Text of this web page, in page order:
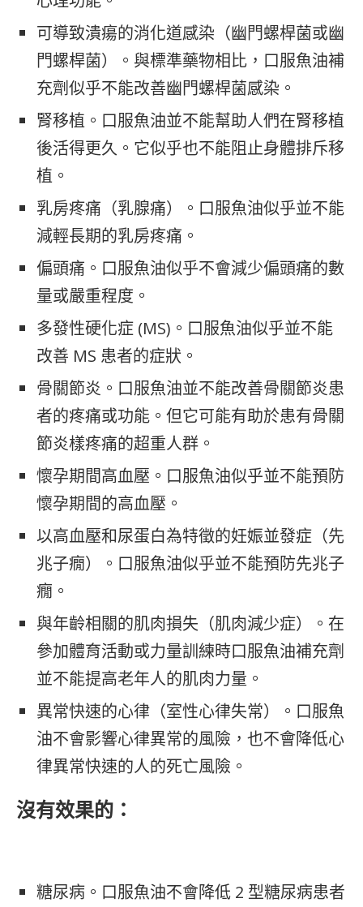
可導致潰瘍的消化道感染（幽門螺桿菌或幽
門螺桿菌）。與標準藥物相比，口服魚油補
充劑似乎不能改善幽門螺桿菌感染。
腎移植。口服魚油並不能幫助人們在腎移植
後活得更久。它似乎也不能阻止身體排斥移
植。
乳房疼痛（乳腺痛）。口服魚油似乎並不能
減輕長期的乳房疼痛。
偏頭痛。口服魚油似乎不會減少偏頭痛的數
量或嚴重程度。
多發性硬化症 (MS)。口服魚油似乎並不能
改善 MS 患者的症狀。
骨關節炎。口服魚油並不能改善骨關節炎患
者的疼痛或功能。但它可能有助於患有骨關
節炎樣疼痛的超重人群。
懷孕期間高血壓。口服魚油似乎並不能預防
懷孕期間的高血壓。
以高血壓和尿蛋白為特徵的妊娠並發症（先
兆子癇）。口服魚油似乎並不能預防先兆子
癇。
與年齡相關的肌肉損失（肌肉減少症）。在
參加體育活動或力量訓練時口服魚油補充劑
並不能提高老年人的肌肉力量。
異常快速的心律（室性心律失常）。口服魚
油不會影響心律異常的風險，也不會降低心
律異常快速的人的死亡風險。
沒有效果的：
糖尿病。口服魚油不會降低 2 型糖尿病患者